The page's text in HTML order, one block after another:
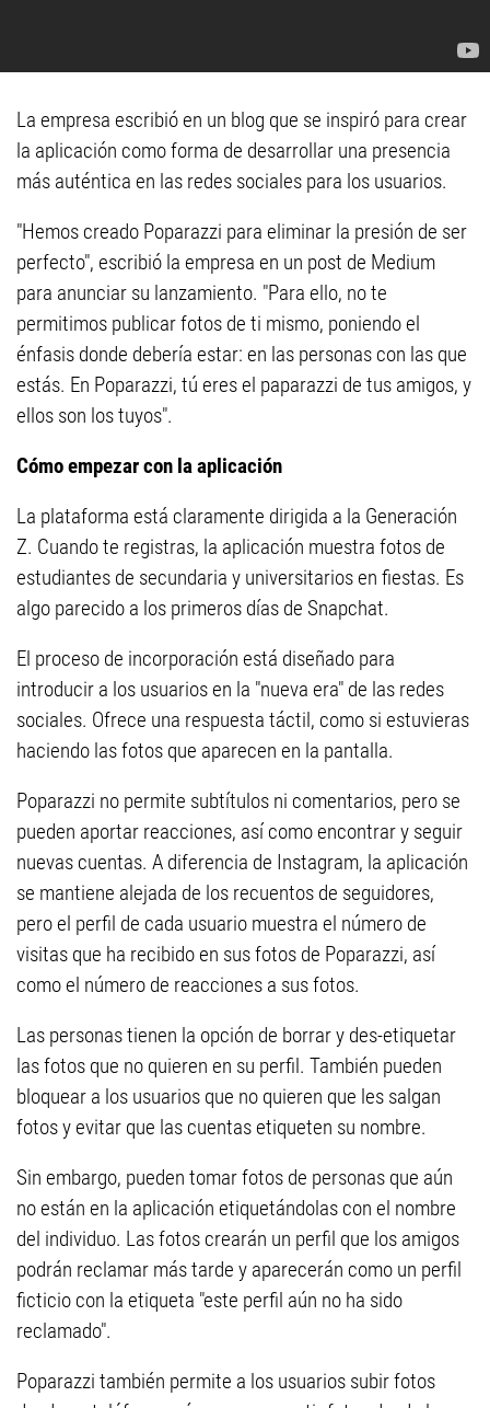
La empresa escribió en un blog que se inspiró para crear
la aplicación como forma de desarrollar una presencia
más auténtica en las redes sociales para los usuarios.
"Hemos creado Poparazzi para eliminar la presión de ser
perfecto", escribió la empresa en un post de Medium
para anunciar su lanzamiento. "Para ello, no te
permitimos publicar fotos de ti mismo, poniendo el
énfasis donde debería estar: en las personas con las que
estás. En Poparazzi, tú eres el paparazzi de tus amigos, y
ellos son los tuyos".
Cómo empezar con la aplicación
La plataforma está claramente dirigida a la Generación
Z. Cuando te registras, la aplicación muestra fotos de
estudiantes de secundaria y universitarios en fiestas. Es
algo parecido a los primeros días de Snapchat.
El proceso de incorporación está diseñado para
introducir a los usuarios en la "nueva era" de las redes
sociales. Ofrece una respuesta táctil, como si estuvieras
haciendo las fotos que aparecen en la pantalla.
Poparazzi no permite subtítulos ni comentarios, pero se
pueden aportar reacciones, así como encontrar y seguir
nuevas cuentas. A diferencia de Instagram, la aplicación
se mantiene alejada de los recuentos de seguidores,
pero el perfil de cada usuario muestra el número de
visitas que ha recibido en sus fotos de Poparazzi, así
como el número de reacciones a sus fotos.
Las personas tienen la opción de borrar y des-etiquetar
las fotos que no quieren en su perfil. También pueden
bloquear a los usuarios que no quieren que les salgan
fotos y evitar que las cuentas etiqueten su nombre.
Sin embargo, pueden tomar fotos de personas que aún
no están en la aplicación etiquetándolas con el nombre
del individuo. Las fotos crearán un perfil que los amigos
podrán reclamar más tarde y aparecerán como un perfil
ficticio con la etiqueta "este perfil aún no ha sido
reclamado".
Poparazzi también permite a los usuarios subir fotos